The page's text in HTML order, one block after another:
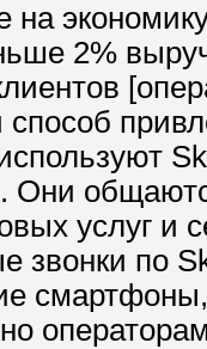
2%
Они
услуг и
звонки по